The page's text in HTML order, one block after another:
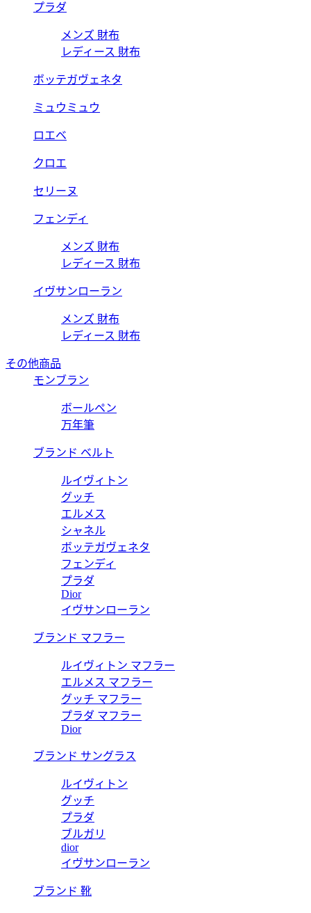
プラダ
メンズ 財布
レディース 財布
ボッテガヴェネタ
ミュウミュウ
ロエベ
クロエ
セリーヌ
フェンディ
メンズ 財布
レディース 財布
イヴサンローラン
メンズ 財布
レディース 財布
その他商品
モンブラン
ボールペン
万年筆
ブランド ベルト
ルイヴィトン
グッチ
エルメス
シャネル
ボッテガヴェネタ
フェンディ
プラダ
Dior
イヴサンローラン
ブランド マフラー
ルイヴィトン マフラー
エルメス マフラー
グッチ マフラー
プラダ マフラー
Dior
ブランド サングラス
ルイヴィトン
グッチ
プラダ
ブルガリ
dior
イヴサンローラン
ブランド 靴